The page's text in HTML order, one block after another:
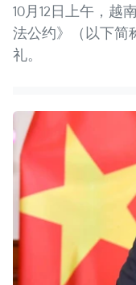
10月12日上午，越
法公约》（以下简
礼。